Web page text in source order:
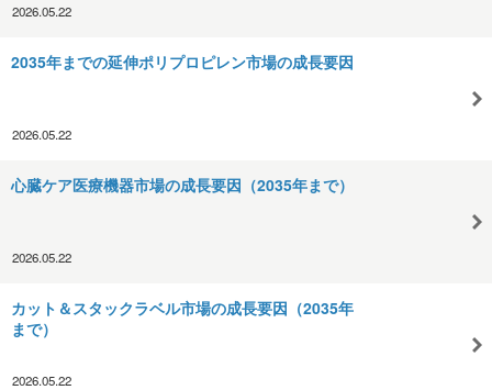
2026.05.22
2035年までの延伸ポリプロピレン市場の成長要因
2026.05.22
心臓ケア医療機器市場の成長要因（2035年まで）
2026.05.22
カット＆スタックラベル市場の成長要因（2035年
まで）
2026.05.22